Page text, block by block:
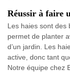
Réussir à faire
Les haies sont des
permet de planter
d’un jardin. Les
active, donc tant
Notre équipe chez